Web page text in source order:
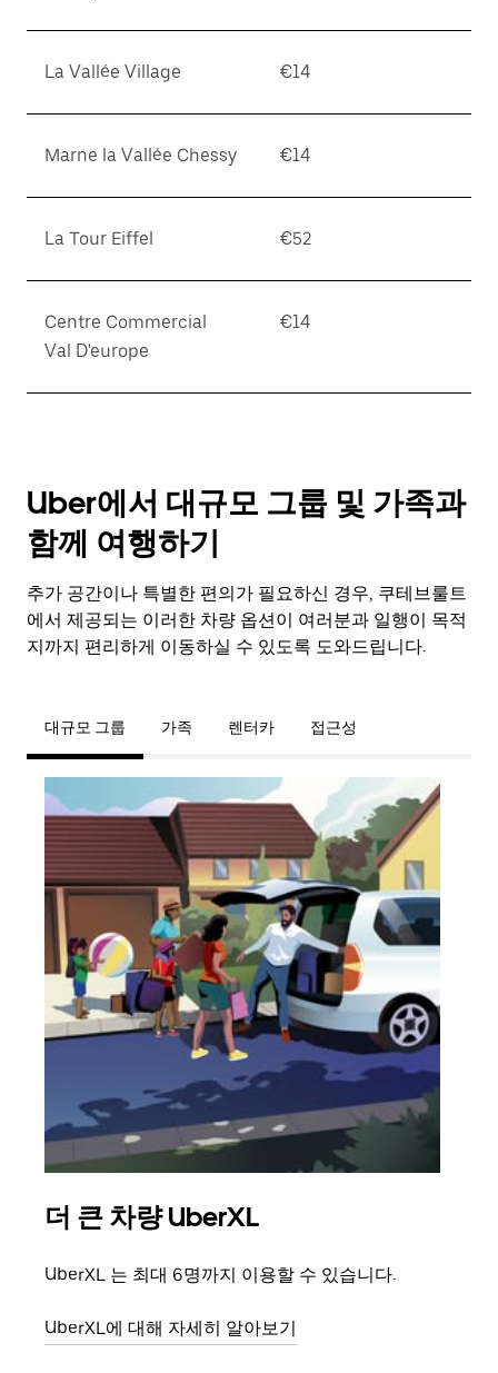
La Vallée Village €14
Marne la Vallée Chessy €14
La Tour Eiffel €52
Centre Commercial
Val D'europe
€14
Uber에서 대규모 그룹 및 가족과
함께 여행하기
추가 공간이나 특별한 편의가 필요하신 경우, 쿠테브룰트
에서 제공되는 이러한 차량 옵션이 여러분과 일행이 목적
지까지 편리하게 이동하실 수 있도록 도와드립니다.
대규모 그룹 가족 렌터카 접근성
더 큰 차량 UberXL
UberXL 는 최대 6명까지 이용할 수 있습니다.
UberXL에 대해 자세히 알아보기